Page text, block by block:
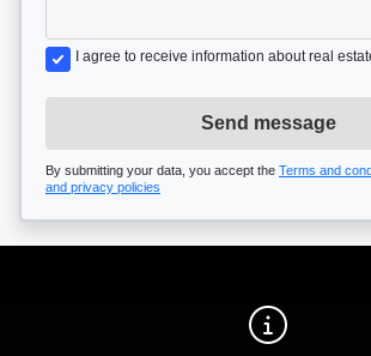
I agree to receive information about real
Send message
By submitting your data, you accept the Terms and
and privacy policies